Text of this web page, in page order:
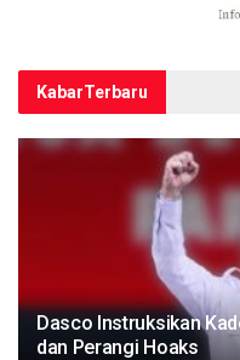
KabarTerbaru
Dasco Instruksikan
dan Perangi Hoaks